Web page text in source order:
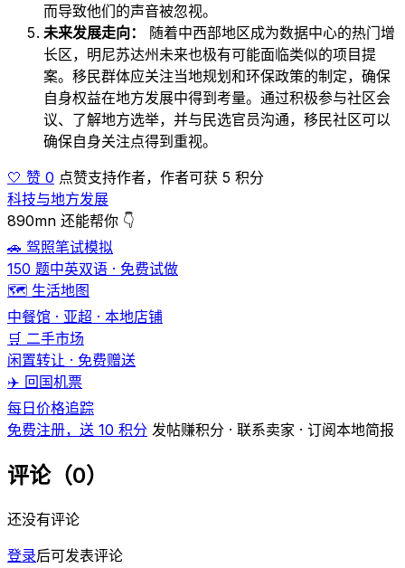
而导致他们的声音被忽视。
未来发展走向：
随着中西部地区成为数据中心的热门增
长区，明尼苏达州未来也极有可能面临类似的项目提
案。移民群体应关注当地规划和环保政策的制定，确保
自身权益在地方发展中得到考量。通过积极参与社区会
议、了解地方选举，并与民选官员沟通，移民社区可以
确保自身关注点得到重视。
🤍 赞 0 点赞支持作者，作者可获 5 积分
科技与地方发展
890mn 还能帮你 👇
🚗 驾照笔试模拟
150 题中英双语 · 免费试做
🗺️ 生活地图
中餐馆 · 亚超 · 本地店铺
🛒 二手市场
闲置转让 · 免费赠送
✈️ 回国机票
每日价格追踪
免费注册，送 10 积分 发帖赚积分 · 联系卖家 · 订阅本地简报
评论（0）
还没有评论
登录后可发表评论